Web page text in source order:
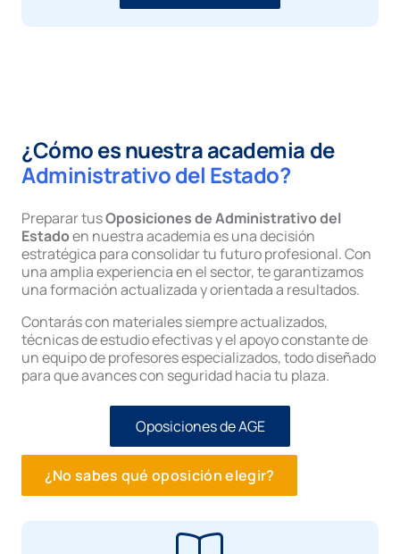
¿Cómo es nuestra academia de
Administrativo del Estado?
Preparar tusOposiciones de Administrativo del
Estadoen nuestra academia es una decisión
estratégica para consolidar tu futuro profesional. Con
una amplia experiencia en el sector, te garantizamos
una formación actualizada y orientada a resultados.
Contarás con materiales siempre actualizados,
técnicas de estudio efectivas y el apoyo constante de
un equipo de profesores especializados, todo diseñado
para que avances con seguridad hacia tu plaza.
Oposiciones de AGE
¿No sabes qué oposición elegir?